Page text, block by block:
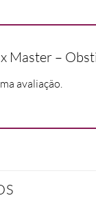
Master –
avaliação.